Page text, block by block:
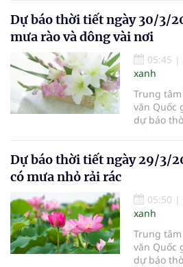
Dự báo thời tiết ngày 30/3/
mưa rào và dông vài nơi
05:45 |
xanh
Trung
văn Quốc
dự báo
Dự báo thời tiết ngày 29/3/
có mưa nhỏ rải rác
05:50 |
xanh
Trung
văn Quốc
dự báo